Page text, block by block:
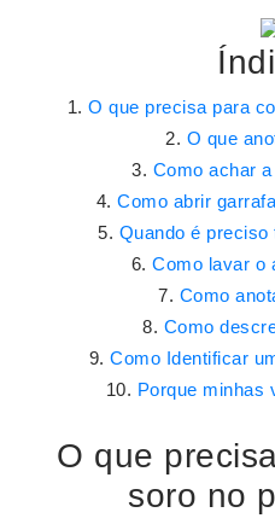
O que precisa para
O que
Como achar
Como abrir
Quando é
Como lavar o
Como
Como
Como Identificar
Porque minhas
O que
soro no